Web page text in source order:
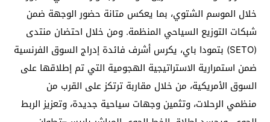
خلال الموسم الشتوي، بما يعكس متانة حضور الوجهة ضمن
شبكات التوزيع السياحي المنظمة. ومن خلال احتضان منتدى
(SETO) بتمودا باي، يكرس أشرف فائدة إدراج السوق الفرنسية
ضمن استمرارية الاستراتيجية الهجومية التي تم إطلاقها على
السوق الأمريكية، من خلال مقاربة ترتكز على القرب من
منظمي الرحلات، وتثمين وجهات سياحية جديدة، وتعزيز الربط